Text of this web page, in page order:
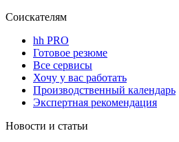
Соискателям
hh PRO
Готовое резюме
Все сервисы
Хочу у вас работать
Производственный календарь
Экспертная рекомендация
Новости и статьи